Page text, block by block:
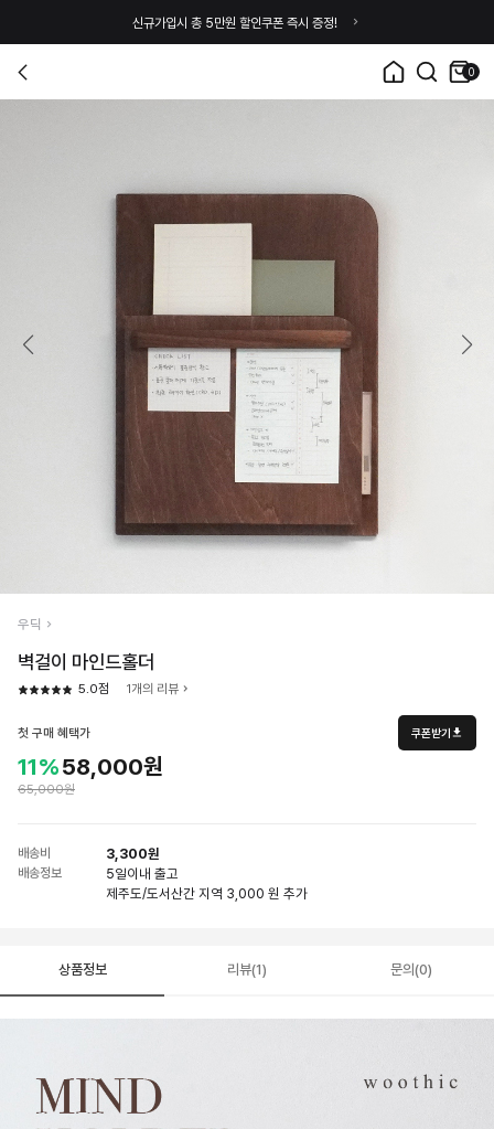
신규가입시 총 5만원 할인쿠폰 즉시 증정!
0
우딕
벽걸이 마인드홀더
5.0점 1개의 리뷰
첫 구매 혜택가 쿠폰받기
11%58,000원
65,000원
배송비 3,300원
배송정보 5일이내 출고
제주도/도서산간 지역 3,000 원 추가
상품정보 리뷰(1) 문의(0)